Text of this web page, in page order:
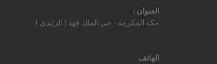
العنوان :
مكه المكرمه - حي الملك فهد ( الزايدي )
الهاتف